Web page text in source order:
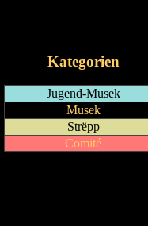
Kategorien
Jugend-Musek
Musek
Strëpp
Comité